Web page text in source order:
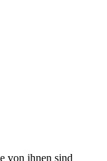
von ihnen sind